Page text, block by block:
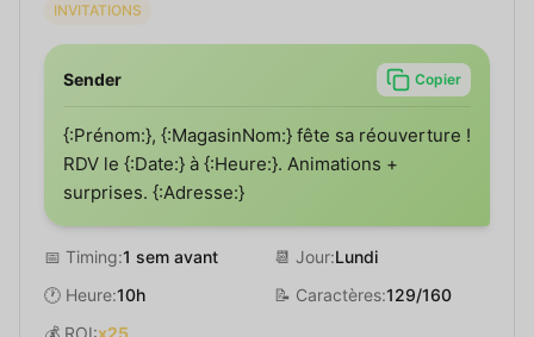
INVITATIONS
Sender Copier
{:Prénom:}, {:MagasinNom:} fête sa réouverture !
RDV le {:Date:} à {:Heure:}. Animations +
surprises. {:Adresse:}
📅 Timing:1 sem avant 📆 Jour:Lundi
🕐 Heure:10h 📝 Caractères:129/160
💰 ROI:x25